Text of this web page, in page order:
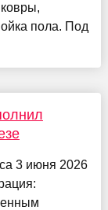
пола. Под
3 июня 2026